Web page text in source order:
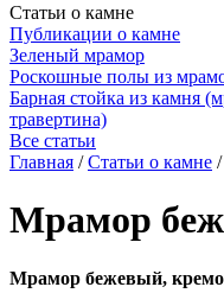
Статьи о камне
Публикации о камне
Зеленый мрамор
Роскошные полы из
Барная стойка из камня
травертина)
Все статьи
Главная / Статьи о камне /
Мрамор
Мрамор бежевый,